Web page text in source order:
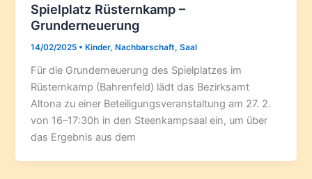
Spielplatz Rüsternkamp –
Grunderneuerung
14/02/2025 • Kinder, Nachbarschaft,Saal
Für die Grunderneuerung des Spielplatzes im
Rüsternkamp (Bahrenfeld) lädt das Bezirksamt
Altona zu einer Beteiligungsveranstaltung am 27. 2.
von 16–17:30h in den Steenkampsaal ein, um über
das Ergebnis aus dem